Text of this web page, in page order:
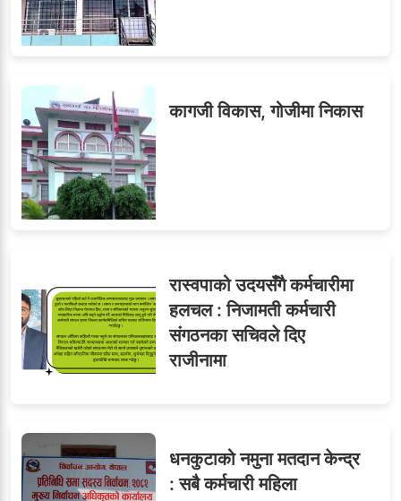
कागजी विकास, गोजीमा निकास
रास्वपाको उदयसँगै कर्मचारीमा
हलचल : निजामती कर्मचारी
संगठनका सचिवले दिए
राजीनामा
धनकुटाको नमुना मतदान केन्द्र
: सबै कर्मचारी महिला